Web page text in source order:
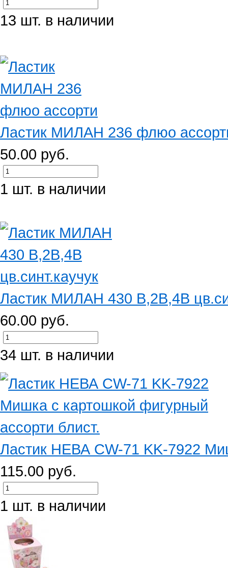
13 шт. в наличии
Ластик МИЛАН 236 флюо
50.00 руб.
1 шт. в наличии
Ластик МИЛАН 430 В,2В,4В
60.00 руб.
34 шт. в наличии
Ластик НЕВА CW-71 KK-7922
115.00 руб.
1 шт. в наличии